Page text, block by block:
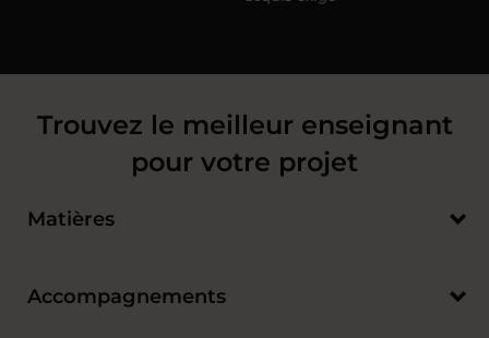
Trouvez le meilleur enseignant
pour votre projet
Matières
Accompagnements